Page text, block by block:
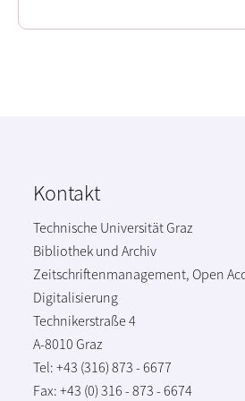
Kontakt
Technische Universität Graz
Bibliothek und Archiv
Zeitschriftenmanagement, Open
Digitalisierung
Technikerstraße 4
A-8010 Graz
Tel: +43 (316) 873 - 6677
Fax: +43 (0) 316 - 873 - 6674